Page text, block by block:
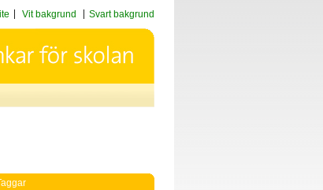
Vit bakgrund Svart bakgrund